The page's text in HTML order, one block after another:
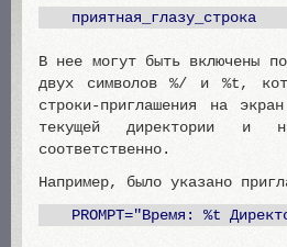
приятная_глазу_строка
В нее могут быть включены
двух символов %/ и %t,
строки-приглашения на
текущей директории и
соответственно.
Например, было указано
PROMPT="Время: %t